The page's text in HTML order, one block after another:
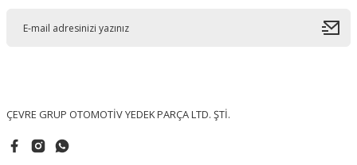
ÇEVRE GRUP OTOMOTİV YEDEK PARÇA LTD. ŞTİ.